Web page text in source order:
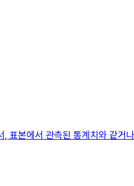
본에서 관측된 통계치와 같거